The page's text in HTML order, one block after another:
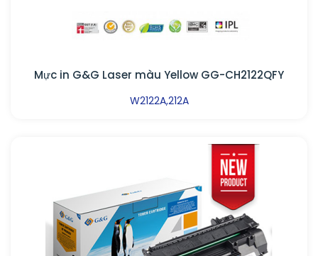
Mực in G&G Laser màu Yellow GG-CH2122QFY
W2122A,212A